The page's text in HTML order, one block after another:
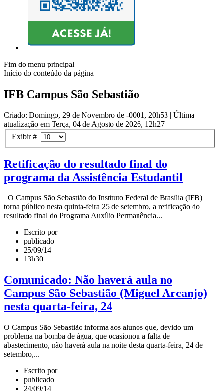
Fim do menu principal
Início do conteúdo da página
IFB Campus São Sebastião
Criado: Domingo, 29 de Novembro de -0001, 20h53 | Última
atualização em Terça, 04 de Agosto de 2026, 12h27
Exibir #
Retificação do resultado final do
programa da Assistência Estudantil
O Campus São Sebastião do Instituto Federal de Brasília (IFB)
torna público nesta quinta-feira 25 de setembro, a retificação do
resultado final do Programa Auxílio Permanência...
Escrito por
publicado
25/09/14
13h30
Comunicado: Não haverá aula no
Campus São Sebastião (Miguel Arcanjo)
nesta quarta-feira, 24
O Campus São Sebastião informa aos alunos que, devido um
problema na bomba de água, que ocasionou a falta de
abastecimento, não haverá aula na noite desta quarta-feira, 24 de
setembro,...
Escrito por
publicado
24/09/14